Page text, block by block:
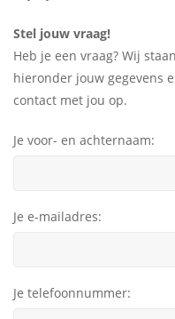
Stel jouw vraag!
Heb je een vraag? Wij
hieronder jouw gegevens
contact met jou op.
Je voor- en achternaam:
Je e-mailadres:
Je telefoonnummer: